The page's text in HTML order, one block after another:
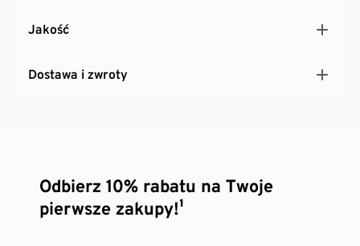
Jakość
Dostawa i zwroty
Odbierz 10% rabatu na Twoje
pierwsze zakupy!¹